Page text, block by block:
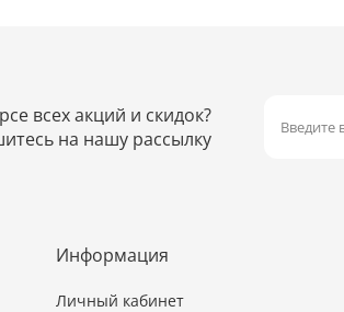
всех акций и скидок?
на нашу рассылку
Информация
Личный кабинет